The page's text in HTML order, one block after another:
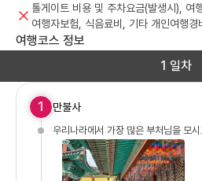
톨게이트 비용 및 주차요금(발생시), 여
여행자보험, 식음료비, 기타 개인여행경
여행코스 정보
1 일차
1 만불사
우리나라에서 가장 많은 부처님을 모